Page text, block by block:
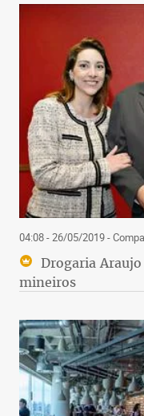
04:08 - 26/05/2019-
Drogaria
mineiros